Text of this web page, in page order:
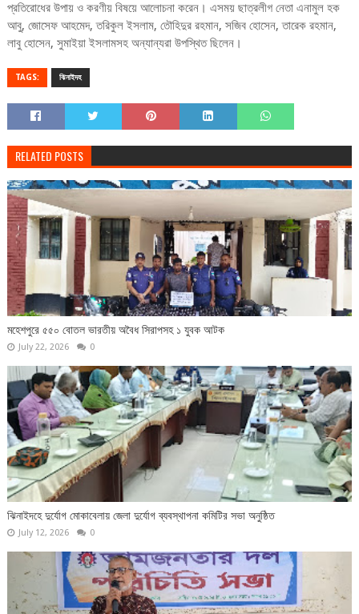
প্রতিরোধের উপায় ও করণীয় বিষয়ে আলোচনা করেন। এসময় ছাত্রলীগ নেতা এনামুল হক
আবু, জোসেফ আহমেদ, তরিকুল ইসলাম, তৌহিদুর রহমান, সজিব হোসেন, তারেক রহমান,
লাবু হোসেন, সুমাইয়া ইসলামসহ অন্যান্যরা উপস্থিত ছিলেন।
TAGS: ঝিনাইদহ
RELATED POSTS
‎মহেশপুরে ৫৫০ বোতল ভারতীয় অবৈধ সিরাপসহ ১ যুবক আটক ‎
July 22, 2026 0
ঝিনাইদহে দুর্যোগ মোকাবেলায় জেলা দুর্যোগ ব্যবস্থাপনা কমিটির সভা অনুষ্ঠিত
July 12, 2026 0